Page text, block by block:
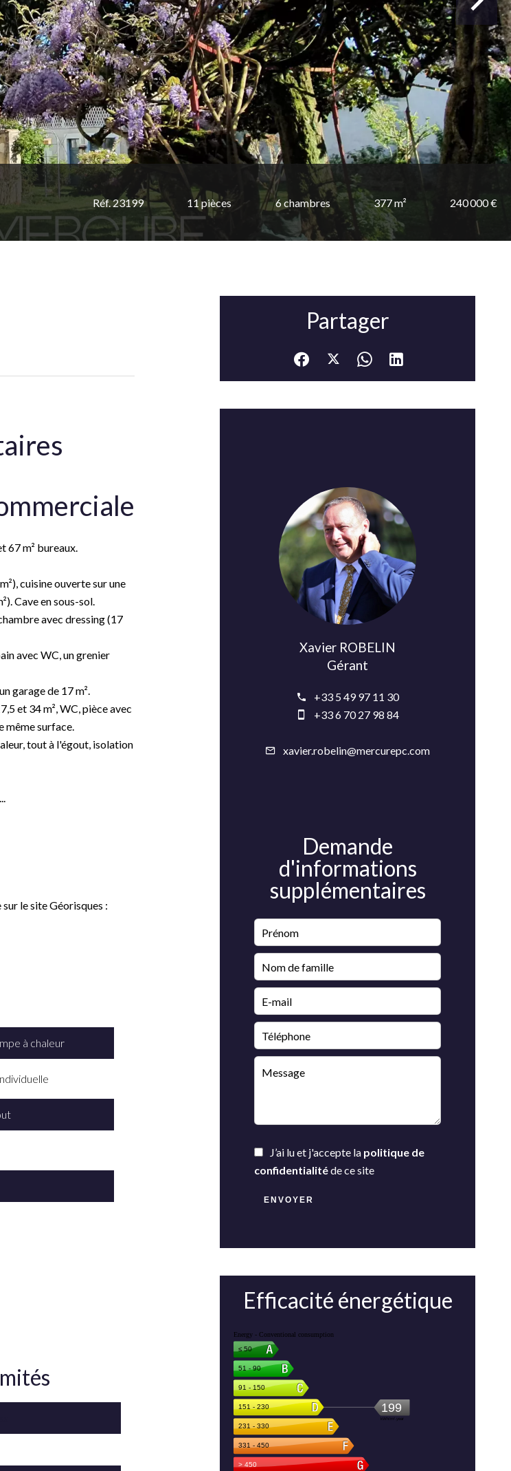
Réf. 23199 11 pièces 6 chambres 377 m² 240 000 €
67 m² bureaux.
cuisine ouverte sur une
Cave en sous-sol.
avec dressing (17
avec WC, un grenier
garage de 17 m².
et 34 m², WC, pièce avec
même surface.
tout à l'égout, isolation
le site Géorisques :
à chaleur
Partager
Xavier ROBELIN
Gérant
+33 5 49 97 11 30
+33 6 70 27 98 84
xavier.robelin@mercurepc.com
Demande
d'informations
supplémentaires
J’ai lu et j'accepte la politique de
confidentialitéde ce site
ENVOYER
Efficacité énergétique